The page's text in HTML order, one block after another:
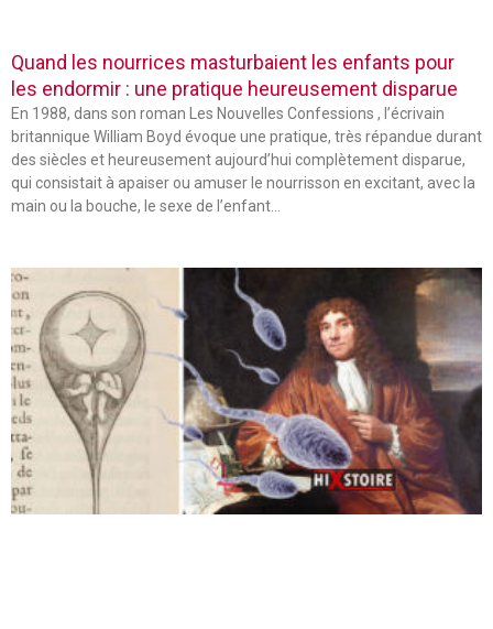
Quand les nourrices masturbaient les enfants pour
les endormir : une pratique heureusement disparue
En 1988, dans son roman Les Nouvelles Confessions , l’écrivain
britannique William Boyd évoque une pratique, très répandue durant
des siècles et heureusement aujourd’hui complètement disparue,
qui consistait à apaiser ou amuser le nourrisson en excitant, avec la
main ou la bouche, le sexe de l’enfant…